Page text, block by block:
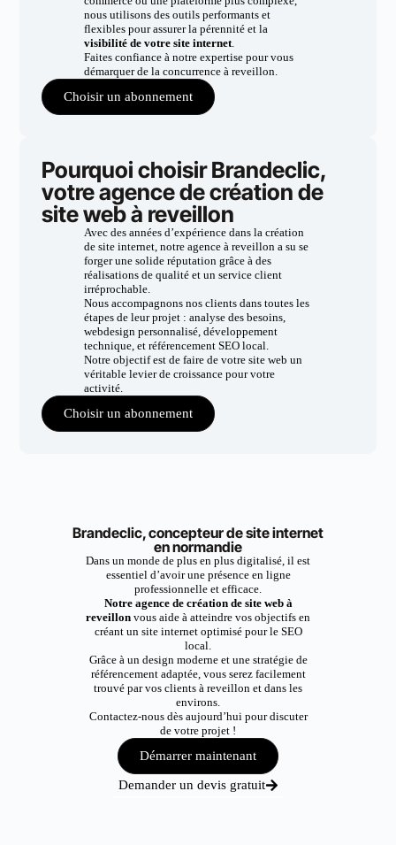
nous utilisons des outils performants et
flexibles pour assurer la pérennité et la
visibilité de votre site internet.
Faites confiance à notre expertise pour vous
démarquer de la concurrence à reveillon.
Choisir un abonnement
Pourquoi choisir Brandeclic,
votre agence de création de
site web à reveillon
Avec des années d’expérience dans la création
de site internet, notre agence à reveillon a su se
forger une solide réputation grâce à des
réalisations de qualité et un service client
irréprochable.
Nous accompagnons nos clients dans toutes les
étapes de leur projet : analyse des besoins,
webdesign personnalisé, développement
technique, et référencement SEO local.
Notre objectif est de faire de votre site web un
véritable levier de croissance pour votre
activité.
Choisir un abonnement
Brandeclic, concepteur de site internet
en normandie
Dans un monde de plus en plus digitalisé, il est
essentiel d’avoir une présence en ligne
professionnelle et efficace.
Notre agence de création de site web à
reveillon vous aide à atteindre vos objectifs en
créant un site internet optimisé pour le SEO
local.
Grâce à un design moderne et une stratégie de
référencement adaptée, vous serez facilement
trouvé par vos clients à reveillon et dans les
environs.
Contactez-nous dès aujourd’hui pour discuter
de votre projet !
Démarrer maintenant
Demander un devis gratuit